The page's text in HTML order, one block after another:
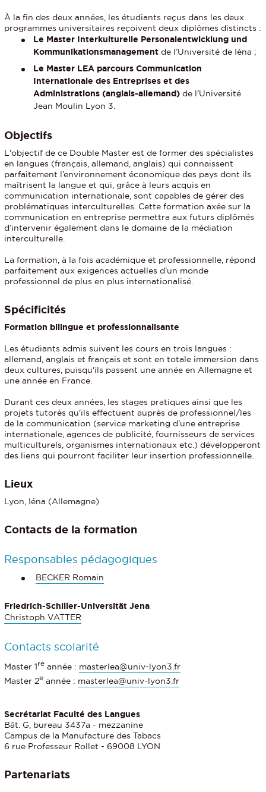
À la fin des deux années, les étudiants reçus dans les deux
programmes universitaires reçoivent deux diplômes distincts :
Le Master Interkulturelle Personalentwicklung und
Kommunikationsmanagement de l’Université de Iéna ;
Le Master LEA parcours Communication
Internationale des Entreprises et des
Administrations (anglais-allemand) de l'Université
Jean Moulin Lyon 3.
Objectifs
L'objectif de ce Double Master est de former des spécialistes
en langues (français, allemand, anglais) qui connaissent
parfaitement l’environnement économique des pays dont ils
maîtrisent la langue et qui, grâce à leurs acquis en
communication internationale, sont capables de gérer des
problématiques interculturelles. Cette formation axée sur la
communication en entreprise permettra aux futurs diplômés
d’intervenir également dans le domaine de la médiation
interculturelle.
La formation, à la fois académique et professionnelle, répond
parfaitement aux exigences actuelles d’un monde
professionnel de plus en plus internationalisé.
Spécificités
Formation bilingue et professionnalisante
Les étudiants admis suivent les cours en trois langues :
allemand, anglais et français et sont en totale immersion dans
deux cultures, puisqu'ils passent une année en Allemagne et
une année en France.
Durant ces deux années, les stages pratiques ainsi que les
projets tutorés qu'ils effectuent auprès de professionnel/les
de la communication (service marketing d’une entreprise
internationale, agences de publicité, fournisseurs de services
multiculturels, organismes internationaux etc.) développeront
des liens qui pourront faciliter leur insertion professionnelle.
Lieux
Lyon, Iéna (Allemagne)
Contacts de la formation
Responsables pédagogiques
BECKER Romain
Friedrich-Schiller-Universität Jena
Christoph VATTER
Contacts scolarité
Master 1re année : masterlea@univ-lyon3.fr
Master 2e année : masterlea@univ-lyon3.fr
Secrétariat Faculté des Langues
Bât. G, bureau 3437a - mezzanine
Campus de la Manufacture des Tabacs
6 rue Professeur Rollet - 69008 LYON
Partenariats